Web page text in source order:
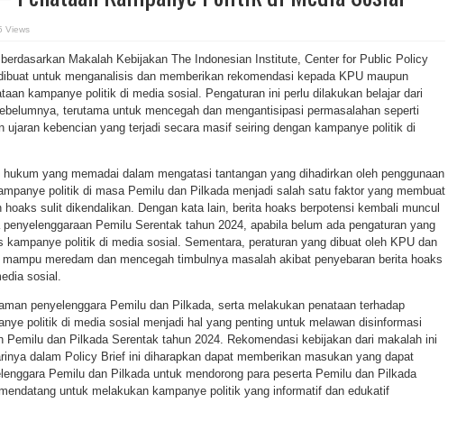
Views
Makalah Kebijakan The Indonesian Institute, Center for Public Policy
untuk menganalisis dan memberikan rekomendasi kepada KPU maupun
kampanye politik di media sosial. Pengaturan ini perlu dilakukan belajar dari
terutama untuk mencegah dan mengantisipasi permasalahan seperti
ujaran kebencian yang terjadi secara masif seiring dengan kampanye politik di
hukum yang memadai dalam mengatasi tantangan yang dihadirkan oleh penggunaan
politik di masa Pemilu dan Pilkada menjadi salah satu faktor yang membuat
hoaks sulit dikendalikan. Dengan kata lain, berita hoaks berpotensi kembali muncul
Pemilu Serentak tahun 2024, apabila belum ada pengaturan yang
kampanye politik di media sosial. Sementara, peraturan yang dibuat oleh KPU dan
meredam dan mencegah timbulnya masalah akibat penyebaran berita hoaks
sosial.
penyelenggara Pemilu dan Pilkada, serta melakukan penataan terhadap
politik di media sosial menjadi hal yang penting untuk melawan disinformasi
Pemilu dan Pilkada Serentak tahun 2024. Rekomendasi kebijakan dari makalah ini
dalam Policy Brief ini diharapkan dapat memberikan masukan yang dapat
Pemilu dan Pilkada untuk mendorong para peserta Pemilu dan Pilkada
untuk melakukan kampanye politik yang informatif dan edukatif